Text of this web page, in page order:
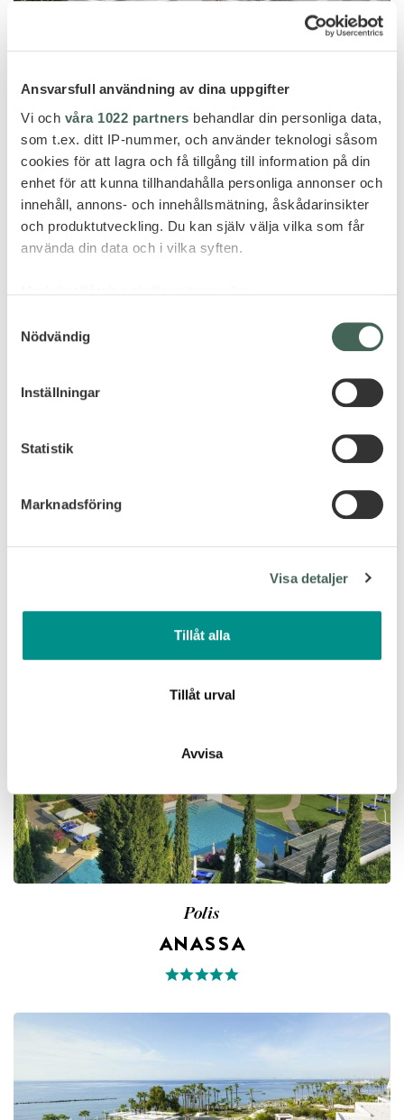
Ansvarsfull användning av dina uppgifter
Vi och våra 1022 partners behandlar din personliga data,
som t.ex. ditt IP-nummer, och använder teknologi såsom
cookies för att lagra och få tillgång till information på din
enhet för att kunna tillhandahålla personliga annonser och
innehåll, annons- och innehållsmätning, åskådarinsikter
och produktutveckling. Du kan själv välja vilka som får
använda din data och i vilka syften.
som kan ha en noggrannhet på upp till flera meter
Ta reda på mer om hur dina personliga uppgifter
Du kan ändra eller dra tillbaka ditt samtycke när som
Vi använder enhetsidentifierare för att anpassa innehållet
vidarebefordrar även sådana identifierare och annan
Dessa kan i sin tur kombinera informationen med annan
information som du har tillhandahållit eller som de har
samlat in när du har använt deras tjänster.
Nödvändig
Inställningar
Statistik
Marknadsföring
Visa detaljer
Tillåt alla
Tillåt urval
Avvisa
Pafos
ALMYRA
Polis
ANASSA